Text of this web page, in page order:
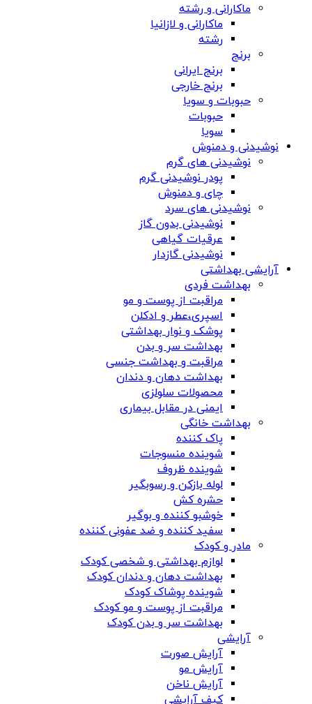
ماکارانی و رشته
ماکارانی و لازانیا
رشته
برنج
برنج ایرانی
برنج خارجی
حبوبات و سویا
حبوبات
سویا
نوشیدنی و دمنوش
نوشیدنی های گرم
پودر نوشیدنی گرم
چای و دمنوش
نوشیدنی های سرد
نوشیدنی بدون گاز
عرقیات گیاهی
نوشیدنی گازدار
آرایشی بهداشتی
بهداشت فردی
مراقبت از پوست و مو
اسپری،عطر و ادکلن
پوشک و نوار بهداشتی
بهداشت سر و بدن
مراقبت و بهداشت جنسی
بهداشت دهان و دندان
محصولات سلولزی
ایمنی در مقابل بیماری
بهداشت خانگی
پاک کننده
شوینده منسوجات
شوینده ظروف
لوله بازکن و رسوبگیر
حشره کش
خوشبو کننده و بوگیر
سفید کننده و ضد عفونی کننده
مادر و کودک
لوازم بهداشتی و شخصی کودک
بهداشت دهان و دندان کودک
شوینده پوشاک کودک
مراقبت از پوست و مو کودک
بهداشت سر و بدن کودک
آرایشی
آرایش صورت
آرایش مو
آرایش ناخن
کیف آرایشی